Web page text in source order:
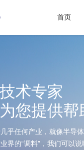
首页
术专家
您提供帮
乎任何产业，就像半导
界的“调料”，我们可以